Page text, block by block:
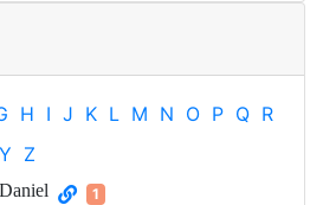
H I J K L M N O P Q R
Y Z
1